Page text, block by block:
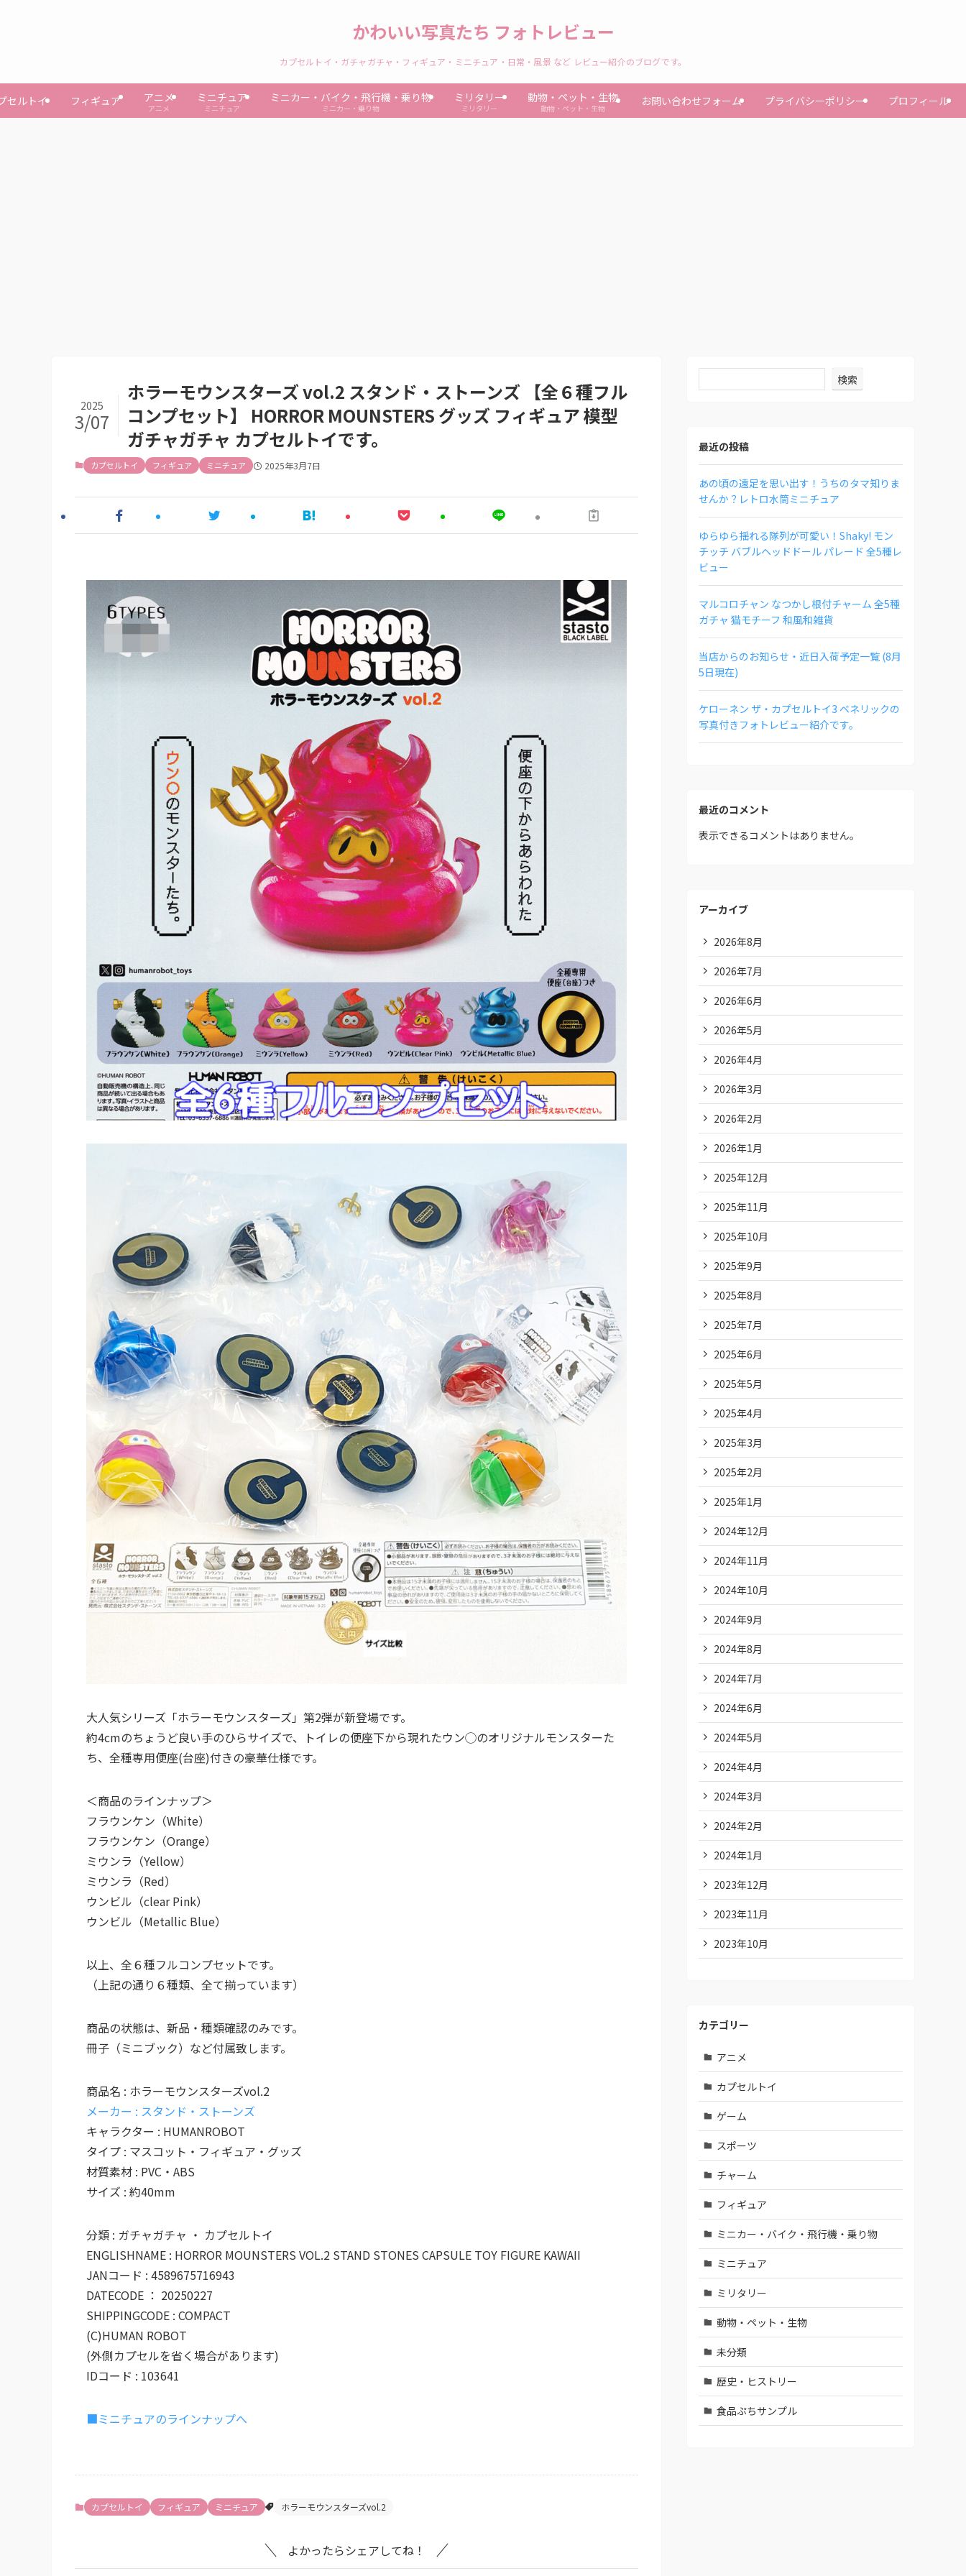
かわいい写真たち フォトレビュー
カプセルトイ・ガチャガチャ・フィギュア・ミニチュア・日常・風景 など レビュー紹介のブログです。
セルトイ フィギュア アニメ
アニメ
ミニチュア
ミニチュア
ミニカー・バイク・飛行機・乗り物
ミニカー・乗り物
ミリタリー
ミリタリー
動物・ペット・生物
動物・ペット・生物
お問い合わせフォーム プライバシーポリシー プロフィール
ホラーモウンスターズ vol.2 スタンド・ストーンズ 【全６種フル
コンプセット】 HORROR MOUNSTERS グッズ フィギュア 模型
ガチャガチャ カプセルトイです。
2025
3/07
カプセルトイ フィギュア ミニチュア 2025年3月7日
大人気シリーズ「ホラーモウンスターズ」第2弾が新登場です。
約4cmのちょうど良い手のひらサイズで、トイレの便座下から現れたウン◯のオリジナルモンスターた
ち、全種専用便座(台座)付きの豪華仕様です。
＜商品のラインナップ＞
フラウンケン（White）
フラウンケン（Orange）
ミウンラ（Yellow）
ミウンラ（Red）
ウンビル（clear Pink）
ウンビル（Metallic Blue）
以上、全６種フルコンプセットです。
（上記の通り６種類、全て揃っています）
商品の状態は、新品・種類確認のみです。
冊子（ミニブック）など付属致します。
商品名 : ホラーモウンスターズvol.2
メーカー : スタンド・ストーンズ
キャラクター : HUMANROBOT
タイプ : マスコット・フィギュア・グッズ
材質素材 : PVC・ABS
サイズ : 約40mm
分類 : ガチャガチャ ・ カプセルトイ
ENGLISHNAME : HORROR MOUNSTERS VOL.2 STAND STONES CAPSULE TOY FIGURE KAWAII
JANコード : 4589675716943
DATECODE ： 20250227
SHIPPINGCODE : COMPACT
(C)HUMAN ROBOT
(外側カプセルを省く場合があります)
IDコード : 103641
■ミニチュアのラインナップへ
カプセルトイ フィギュア ミニチュア ホラーモウンスターズvol.2
よかったらシェアしてね！
検索
最近の投稿
あの頃の遠足を思い出す！うちのタマ知りま
せんか？レトロ水筒ミニチュア
ゆらゆら揺れる隊列が可愛い！Shaky! モン
チッチ バブルヘッドドール パレード 全5種レ
ビュー
マルコロチャン なつかし根付チャーム 全5種
ガチャ 猫モチーフ 和風和雑貨
当店からのお知らせ・近日入荷予定一覧 (8月
5日現在)
ケローネン ザ・カプセルトイ3 ベネリックの
写真付きフォトレビュー紹介です。
最近のコメント
表示できるコメントはありません。
アーカイブ
2026年8月
2026年7月
2026年6月
2026年5月
2026年4月
2026年3月
2026年2月
2026年1月
2025年12月
2025年11月
2025年10月
2025年9月
2025年8月
2025年7月
2025年6月
2025年5月
2025年4月
2025年3月
2025年2月
2025年1月
2024年12月
2024年11月
2024年10月
2024年9月
2024年8月
2024年7月
2024年6月
2024年5月
2024年4月
2024年3月
2024年2月
2024年1月
2023年12月
2023年11月
2023年10月
カテゴリー
アニメ
カプセルトイ
ゲーム
スポーツ
チャーム
フィギュア
ミニカー・バイク・飛行機・乗り物
ミニチュア
ミリタリー
動物・ペット・生物
未分類
歴史・ヒストリー
食品ぷちサンプル